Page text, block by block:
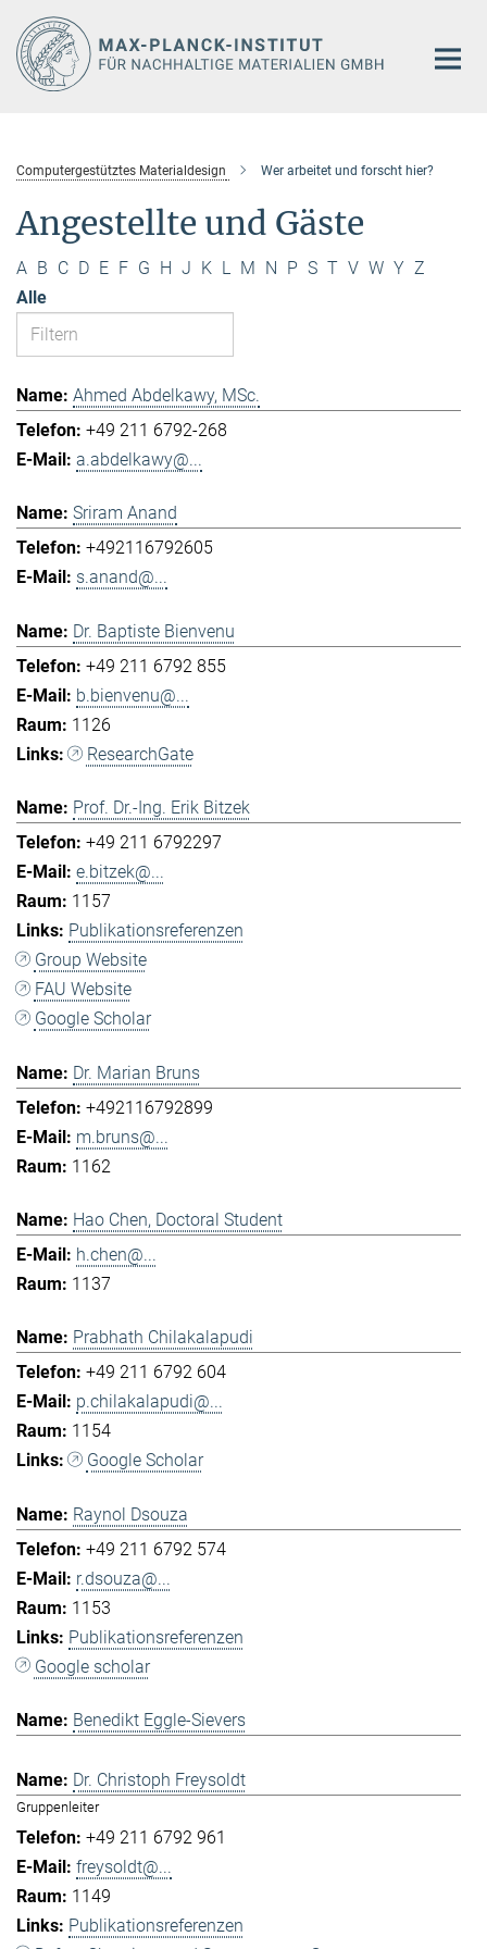
Hauptinhalt
Computergestütztes Materialdesign Wer arbeitet und forscht hier?
Angestellte und Gäste
A B C D E F G H J K L M N P S T V W Y Z
Alle
Ahmed Abdelkawy, MSc.
+49 211 6792-268
a.abdelkawy@...
Sriram Anand
+492116792605
s.anand@...
Dr. Baptiste Bienvenu
+49 211 6792 855
b.bienvenu@...
1126
ResearchGate
Prof. Dr.-Ing. Erik Bitzek
+49 211 6792297
e.bitzek@...
1157
Publikationsreferenzen
Group Website
FAU Website
Google Scholar
Dr. Marian Bruns
+492116792899
m.bruns@...
1162
Hao Chen, Doctoral Student
h.chen@...
1137
Prabhath Chilakalapudi
+49 211 6792 604
p.chilakalapudi@...
1154
Google Scholar
Raynol Dsouza
+49 211 6792 574
r.dsouza@...
1153
Publikationsreferenzen
Google scholar
Benedikt Eggle-Sievers
Dr. Christoph Freysoldt
Gruppenleiter
+49 211 6792 961
freysoldt@...
1149
Publikationsreferenzen